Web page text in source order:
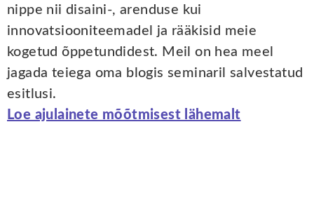
nippe nii disaini-, arenduse kui
innovatsiooniteemadel ja rääkisid meie
kogetud õppetundidest. Meil on hea meel
jagada teiega oma blogis seminaril salvestatud
esitlusi.
Loe ajulainete mõõtmisest lähemalt